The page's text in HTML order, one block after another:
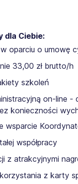
dla Ciebie:
oparciu o umowę
33,00 zł brutto/h
szkoleń
on-line
konieczności
wsparcie
współpracy
z atrakcyjnymi
z karty